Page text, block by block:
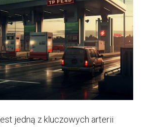
jedną z kluczowych arterii